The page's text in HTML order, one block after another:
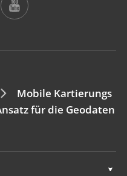
Mobile Kartierungs
für die Geodaten